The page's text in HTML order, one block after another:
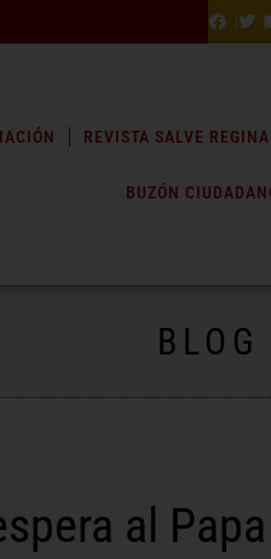
REVISTA SALVE REGINA
BUZÓN
BLOG
al